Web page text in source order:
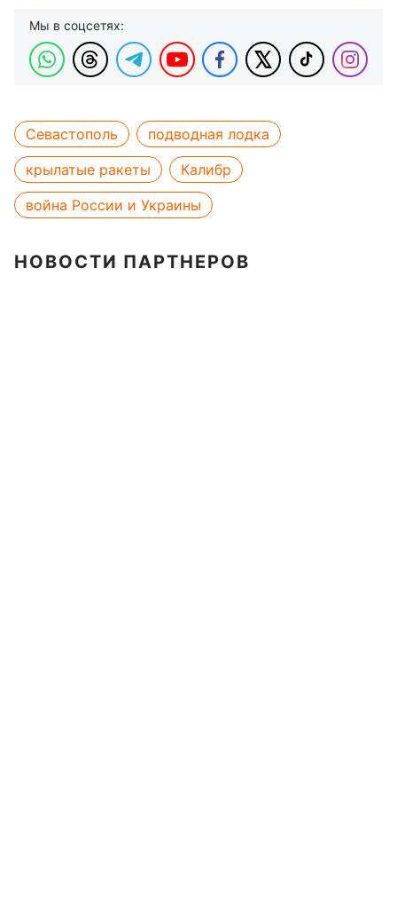
Мы в соцсетях:
Севастополь
подводная лодка
крылатые ракеты
Калибр
война России и Украины
НОВОСТИ ПАРТНЕРОВ